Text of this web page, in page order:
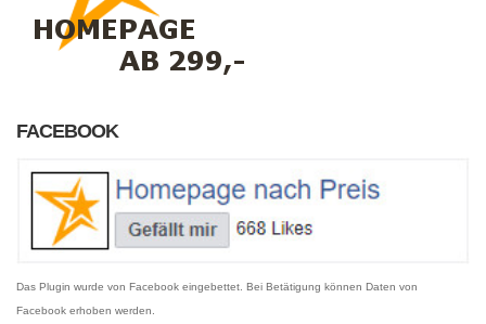
FACEBOOK
Das Plugin wurde von Facebook eingebettet. Bei Betätigung können Daten von
Facebook erhoben werden.